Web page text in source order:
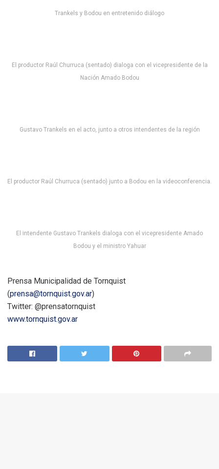
Trankels y Bodou en entretenido diálogo
El productor Raúl Churruca (sentado) dialoga con el vicepresidente de la
Nación Amado Bodou
Gustavo Trankels en el acto, junto a otros intendentes de la región
El productor Raúl Churruca (sentado) junto a Bodou en la videoconferencia.
El intendente Gustavo Trankels dialoga con el vicepresidente Amado
Bodou y el ministro Yahuar
Prensa Municipalidad de Tornquist
(prensa@tornquist.gov.ar)
Twitter: @prensatornquist
www.tornquist.gov.ar